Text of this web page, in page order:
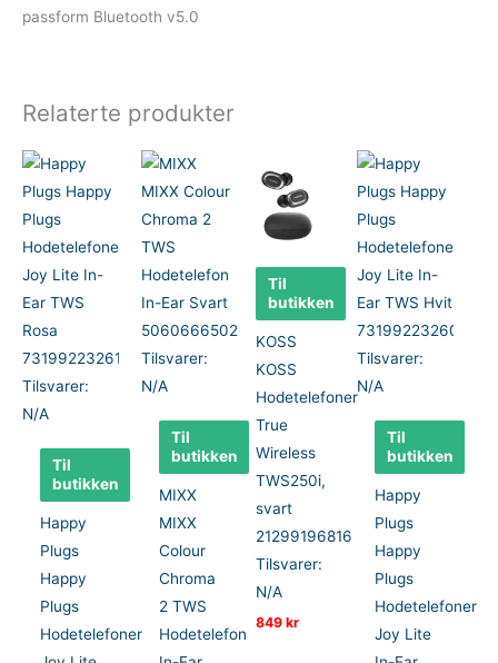
passform Bluetooth v5.0
Relaterte produkter
Til
butikken
Happy
Plugs
Happy
Plugs
Hodetelefoner
Til
butikken
MIXX
MIXX
Colour
Chroma
2 TWS
Hodetelefon
Til
butikken
KOSS
KOSS
Hodetelefoner
True
Wireless
TWS250i,
svart
21299196816
Tilsvarer:
N/A
849kr
Til
butikken
Happy
Plugs
Happy
Plugs
Hodetelefoner
Joy Lite